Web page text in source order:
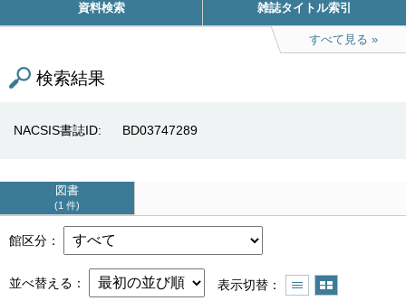
資料検索 雑誌タイトル索引
すべて見る
検索結果
NACSIS書誌ID BD03747289
図書
1 件
館区分
並べ替える 表示切替